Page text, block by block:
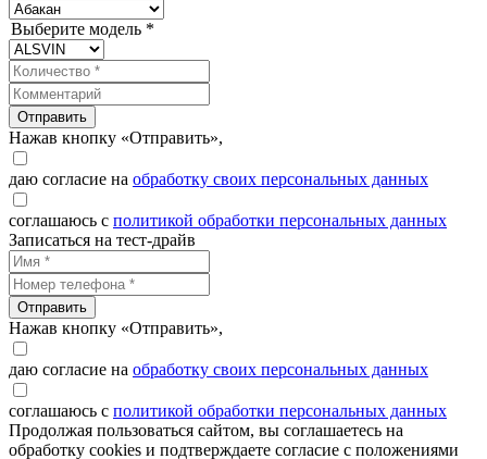
Выберите модель *
Отправить
Нажав кнопку «Отправить»,
даю согласие на обработку своих персональных данных
соглашаюсь с политикой обработки персональных данных
Записаться на тест-драйв
Отправить
Нажав кнопку «Отправить»,
даю согласие на обработку своих персональных данных
соглашаюсь с политикой обработки персональных данных
Продолжая пользоваться сайтом, вы соглашаетесь на
обработку cookies и подтверждаете согласие с положениями